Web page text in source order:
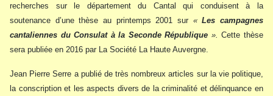
recherches sur le département du Cantal qui conduisent à la
soutenance d’une thèse au printemps 2001 sur «Les campagnes
cantaliennes du Consulat à la Seconde République ».Cette thèse
sera publiée en 2016 par La Société La Haute Auvergne.
Jean Pierre Serre a publié de très nombreux articles sur la vie politique,
la conscription et les aspects divers de la criminalité et délinquance en